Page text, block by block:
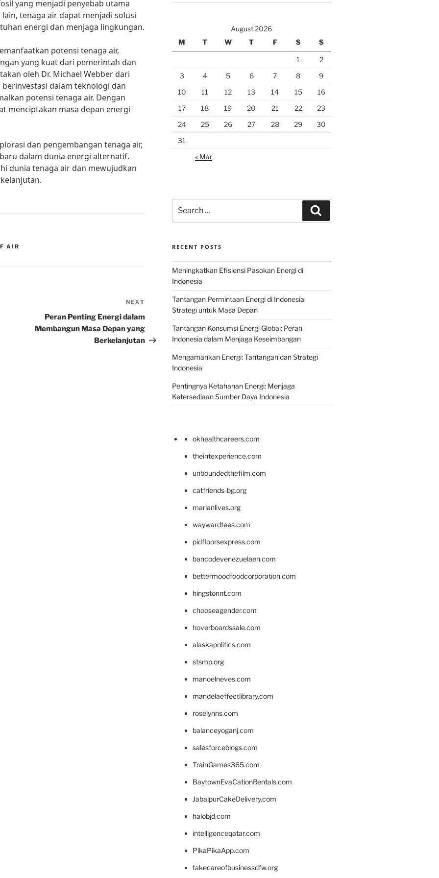
yang menjadi penyebab utama
tenaga air dapat menjadi solusi
energi dan menjaga lingkungan.
potensi tenaga air,
yang kuat dari pemerintah dan
oleh Dr. Michael Webber dari
berinvestasi dalam teknologi dan
potensi tenaga air. Dengan
menciptakan masa depan energi
dan pengembangan tenaga air,
dalam dunia energi alternatif.
dunia tenaga air dan mewujudkan
AIR
Post
NEXT
Peran Penting Energi dalam
Membangun Masa Depan yang
Berkelanjutan
August 2026
M
T W T F S S
1
2
3
4 5 6 7 8
9
10
11 12 13 14 15
16
17
18 19 20 21 22
23
24
25 26 27 28 29
30
31
« Mar
for:
RECENT POSTS
Meningkatkan Efisiensi Pasokan Energi di
Indonesia
Tantangan Permintaan Energi di Indonesia:
Strategi untuk Masa Depan
Tantangan Konsumsi Energi Global: Peran
Indonesia dalam Menjaga Keseimbangan
Mengamankan Energi: Tantangan dan Strategi
Indonesia
Pentingnya Ketahanan Energi: Menjaga
Ketersediaan Sumber Daya Indonesia
okhealthcareers.com
theintexperience.com
unboundedthefilm.com
catfriends-bg.org
marianlives.org
waywardtees.com
pidfloorsexpress.com
bancodevenezuelaen.com
bettermoodfoodcorporation.com
hingstonnt.com
chooseagender.com
hoverboardssale.com
alaskapolitics.com
stsmp.org
manoelneves.com
mandelaeffectlibrary.com
roselynns.com
balanceyoganj.com
salesforceblogs.com
TrainGames365.com
BaytownEvaCationRentals.com
JabalpurCakeDelivery.com
halobjd.com
intelligenceqatar.com
PikaPikaApp.com
takecareofbusinessdfw.org